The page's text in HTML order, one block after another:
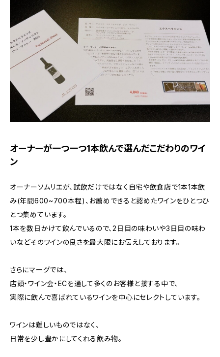
オーナーが一つ一つ1本飲んで選んだこだわりのワイ
ン
オーナーソムリエが、試飲だけではなく自宅や飲食店で1本1本飲
み(年間600~700本程)、お薦めできると認めたワインをひとつひ
とつ集めています。
1本を数日かけて飲んでいるので、2日目の味わいや3日目の味わ
いなどそのワインの良さを最大限にお伝えしております。
さらにマーグでは、
店頭・ワイン会・ECを通して多くのお客様と接する中で、
実際に飲んで喜ばれているワインを中心にセレクトしています。
ワインは難しいものではなく、
日常を少し豊かにしてくれる飲み物。